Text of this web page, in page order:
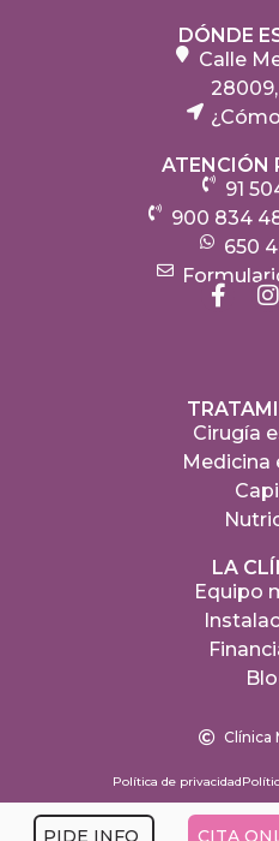
DÓNDE
Calle
ATENCIÓN
91
900 834
650
Cirugía
Medicina
LA
Equipo
Clínica
Política de privacidad
PIDE INFO CITA